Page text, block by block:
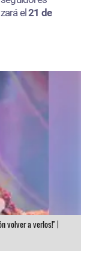
el21 de
volver a verlos!" |